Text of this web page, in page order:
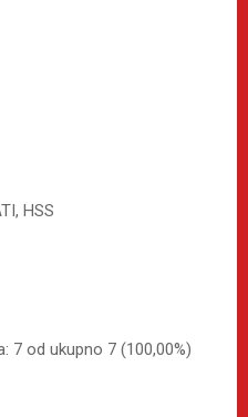
HSS
7 od ukupno 7 (100,00%)